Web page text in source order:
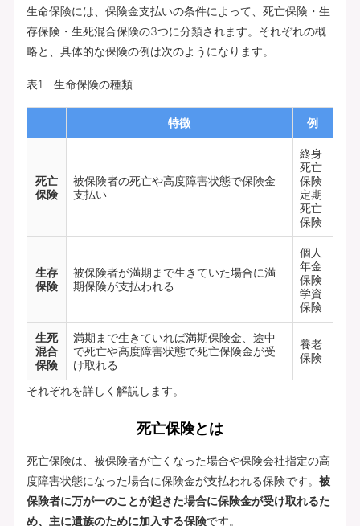
生命保険には、保険金支払いの条件によって、死亡保険・生
存保険・生死混合保険の3つに分類されます。それぞれの概
略と、具体的な保険の例は次のようになります。
表1 生命保険の種類
特徴 例
死亡
保険
被保険者の死亡や高度障害状態で保険金
支払い
終身
死亡
保険
定期
死亡
保険
生存
保険
被保険者が満期まで生きていた場合に満
期保険が支払われる
個人
年金
保険
学資
保険
生死
混合
保険
満期まで生きていれば満期保険金、途中
で死亡や高度障害状態で死亡保険金が受
け取れる
養老
保険
それぞれを詳しく解説します。
死亡保険とは
死亡保険は、被保険者が亡くなった場合や保険会社指定の高
度障害状態になった場合に保険金が支払われる保険です。 被
保険者に万が一のことが起きた場合に保険金が受け取れるた
め、主に遺族のために加入する保険です。